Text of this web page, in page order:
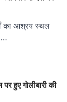
का आश्रय स्थल
हुए गोलीबारी की